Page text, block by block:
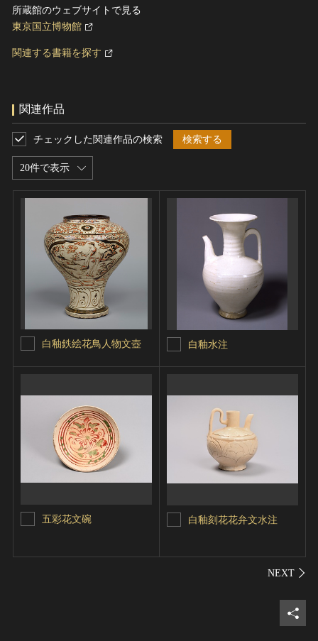
所蔵館のウェブサイトで見る
東京国立博物館
関連する書籍を探す
関連作品
20件で表示
チェックした関連作品の検索 検索する
白釉鉄絵花鳥人物文壺 白釉水注
五彩花文碗 白釉刻花花弁文水注
シェ